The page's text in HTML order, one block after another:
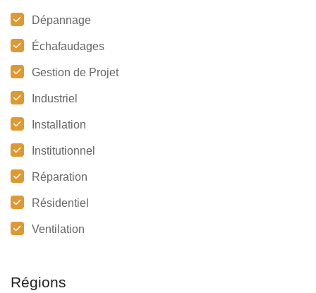
Dépannage
Échafaudages
Gestion de Projet
Industriel
Installation
Institutionnel
Réparation
Résidentiel
Ventilation
Régions